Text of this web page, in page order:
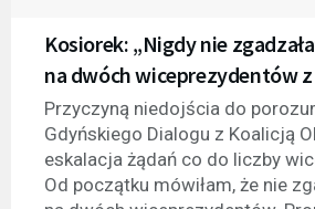
Kosiorek: „Nigdy nie
na dwóch wiceprezydentów z
Przyczyną niedojścia do
Gdyńskiego Dialogu z Koalicją
eskalacja żądań co do liczby
Od początku mówiłam, że nie